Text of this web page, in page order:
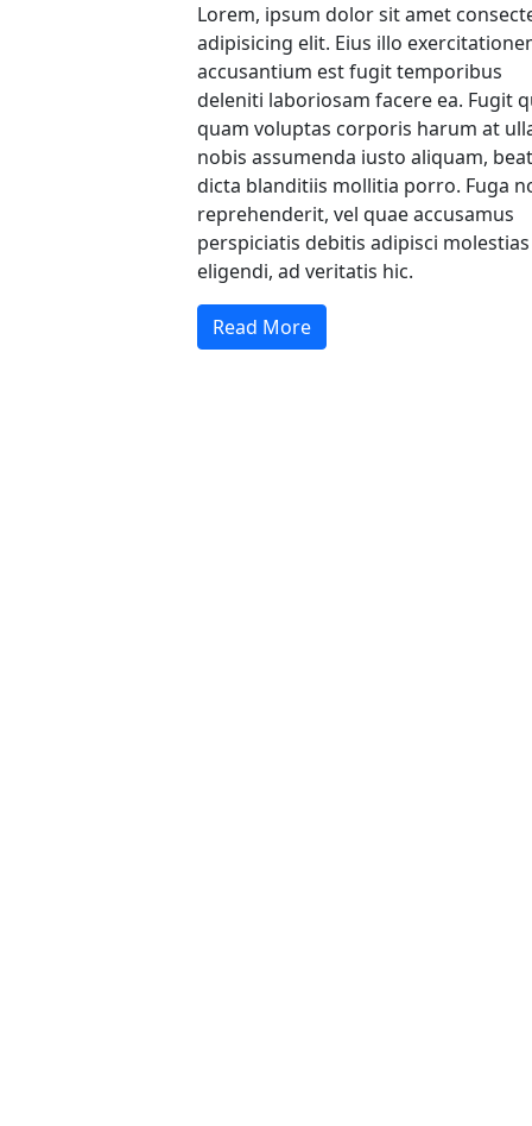
Lorem, ipsum dolor sit amet
adipisicing elit. Eius illo
accusantium est fugit temporibus
deleniti laboriosam facere ea. Fugit
quam voluptas corporis harum at
nobis assumenda iusto aliquam,
dicta blanditiis mollitia porro. Fuga
reprehenderit, vel quae accusamus
perspiciatis debitis adipisci molestias
eligendi, ad veritatis hic.
Read More